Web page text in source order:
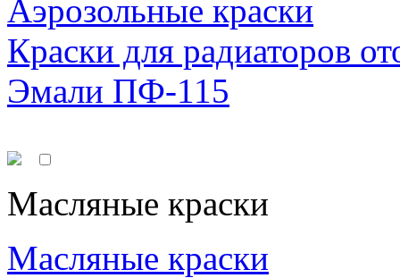
Аэрозольные краски
Краски для радиаторов
Эмали ПФ-115
Масляные краски
Масляные краски